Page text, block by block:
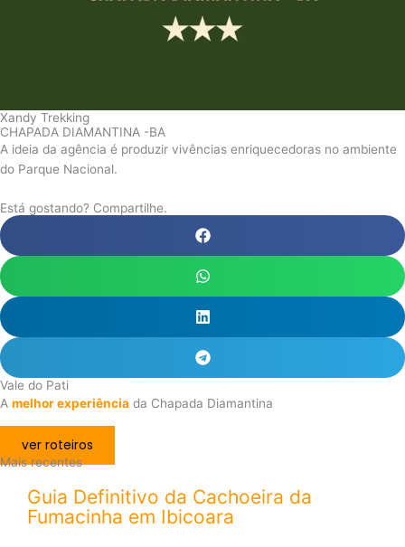
Xandy Trekking
CHAPADA DIAMANTINA -BA
A ideia da agência é produzir vivências enriquecedoras no ambiente
do Parque Nacional.
Está gostando? Compartilhe.
Vale do Pati
A melhor experiência da Chapada Diamantina
ver roteiros
Mais recentes
Guia Definitivo da Cachoeira da
Fumacinha em Ibicoara